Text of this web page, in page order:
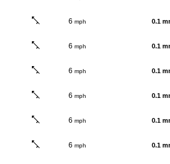
6 mph 0.1
6 mph 0.1
6 mph 0.1
6 mph 0.1
6 mph 0.1
6 mph 0.1